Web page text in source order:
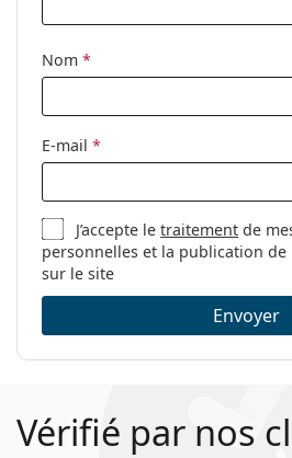
nettoyage:
Autres
Catégorie:
Marque:
Code:
Nom *
E-mail *
J’accepte letraitement de
personnelles et la publication
sur le site
Envoyer
Vérifié par nos